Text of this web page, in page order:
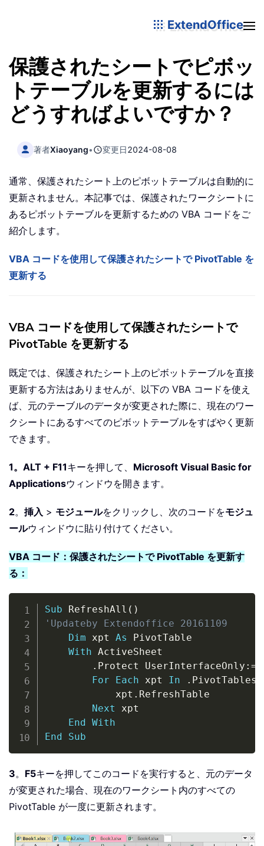
ExtendOffice
保護されたシートでピボッ
トテーブルを更新するには
どうすればよいですか？
著者Xiaoyang• 変更日2024-08-08
通常、保護されたシート上のピボットテーブルは自動的に
更新されません。本記事では、保護されたワークシートに
あるピボットテーブルを更新するための VBA コードをご
紹介します。
VBA コードを使用して保護されたシートで PivotTable を
更新する
VBA コードを使用して保護されたシートで
PivotTable を更新する
既定では、保護されたシート上のピボットテーブルを直接
更新する方法はありませんが、以下の VBA コードを使え
ば、元のテーブルのデータが変更された際に、現在のワー
クシートにあるすべてのピボットテーブルをすばやく更新
できます。
1。 ALT + F11キーを押して、 Microsoft Visual Basic for
Applicationsウィンドウを開きます。
2。 挿入 > モジュールをクリックし、次のコードをモジュ
ールウィンドウに貼り付けてください。
VBA コード：保護されたシートで PivotTable を更新す
る：
Sub RefreshAll ( )
'Updateby Extendoffice 20161109
Dim xpt As PivotTable
With ActiveSheet
. Protect UserInterfaceOnly : =
For
Each xpt In . PivotTables
            xpt
. RefreshTable
Next xpt
End
With
End
Sub
3。 F5キーを押してこのコードを実行すると、元のデータ
が変更された場合、現在のワークシート内のすべての
PivotTable が一度に更新されます。